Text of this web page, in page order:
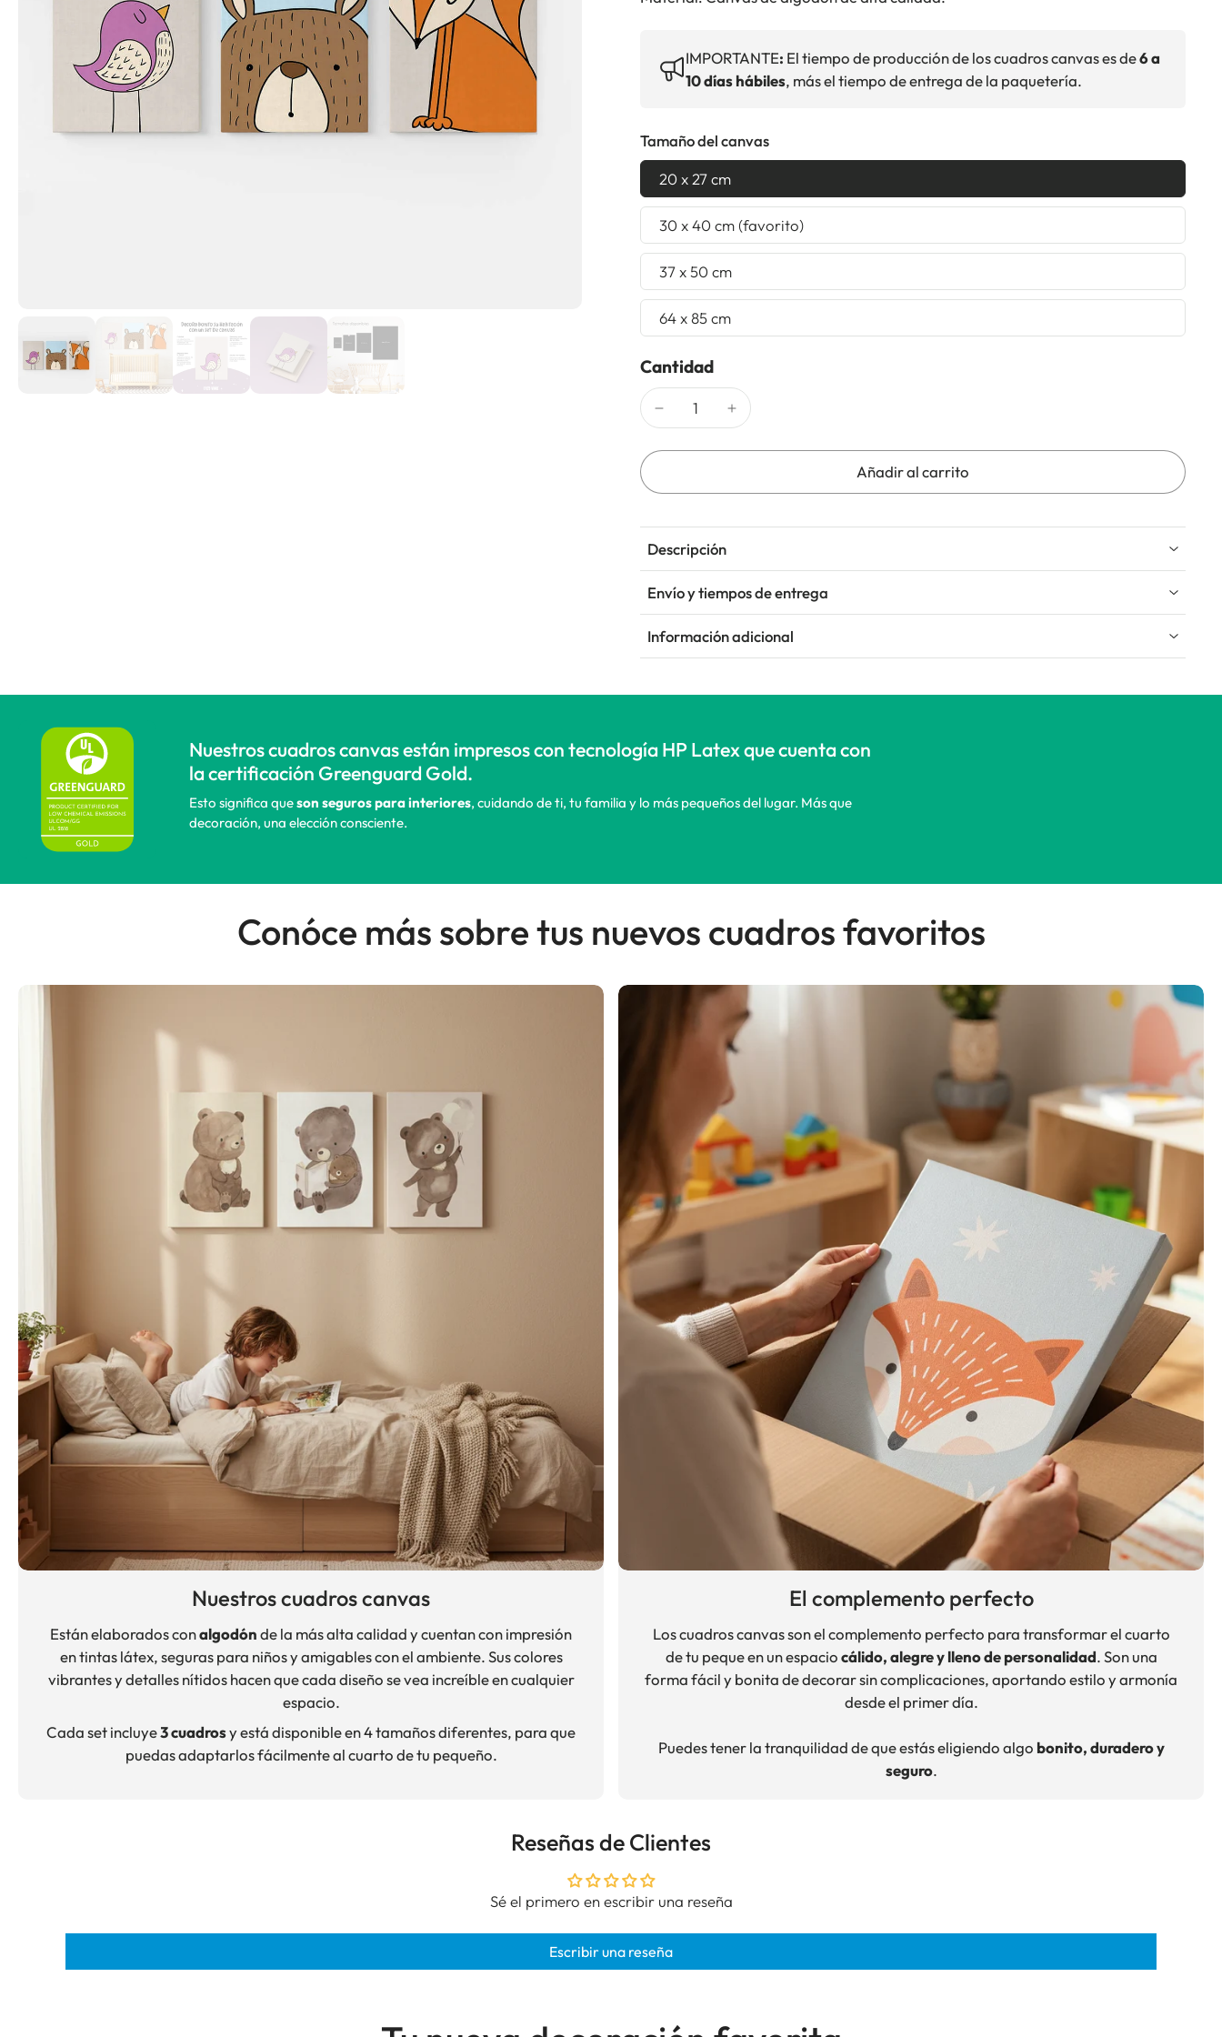
IMPORTANTE: El tiempo de producción de los cuadros canvas es de6 a
10 días hábiles, más el tiempo de entrega de la paquetería.
Tamaño del canvas
20 x 27 cm
30 x 40 cm (favorito)
37 x 50 cm
64 x 85 cm
Cantidad
Añadir al carrito
Descripción
Envío y tiempos de entrega
Información adicional
Nuestros cuadros canvas están impresos con tecnología HP Latex que cuenta con
la certificación Greenguard Gold.
Esto significa queson seguros para interiores, cuidando de ti, tu familia y lo más pequeños del lugar. Más que
decoración, una elección consciente.
Conóce más sobre tus nuevos cuadros favoritos
Nuestros cuadros canvas
Están elaborados conalgodónde la más alta calidad y cuentan con impresión
en tintas látex, seguras para niños y amigables con el ambiente. Sus colores
vibrantes y detalles nítidos hacen que cada diseño se vea increíble en cualquier
espacio.
Cada set incluye3 cuadrosy está disponible en 4 tamaños diferentes, para que
puedas adaptarlos fácilmente al cuarto de tu pequeño.
El complemento perfecto
Los cuadros canvas son el complemento perfecto para transformar el cuarto
de tu peque en un espaciocálido, alegre y lleno de personalidad. Son una
forma fácil y bonita de decorar sin complicaciones, aportando estilo y armonía
desde el primer día.
Puedes tener la tranquilidad de que estás eligiendo algo bonito, duradero y
seguro.
Reseñas de Clientes
Sé el primero en escribir una reseña
Escribir una reseña